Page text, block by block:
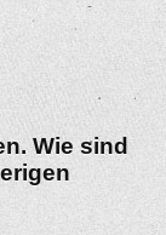
Wie sind